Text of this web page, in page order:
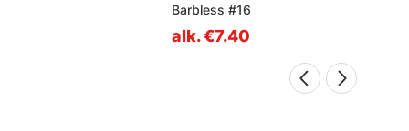
Barbless #16
alk. €7.40